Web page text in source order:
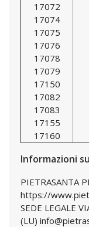
17072
17074
17075
17076
17078
17079
17150
17082
17083
17155
17160
Informazioni
PIETRASANTA
https://
SEDE LEGALE
(LU)